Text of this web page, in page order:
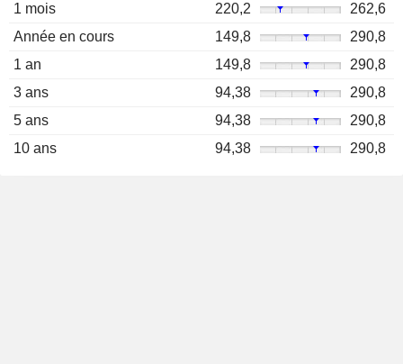
1 mois
220,2
262,6
Année en cours
149,8
290,8
1 an
149,8
290,8
3 ans
94,38
290,8
5 ans
94,38
290,8
10 ans
94,38 290,8